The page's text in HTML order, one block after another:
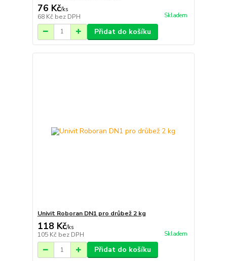
76 Kč/ks
68 Kč bez DPH Skladem
Přidat do košíku
Univit Roboran DN1 pro drůbež 2 kg
118 Kč/ks
105 Kč bez DPH Skladem
Přidat do košíku